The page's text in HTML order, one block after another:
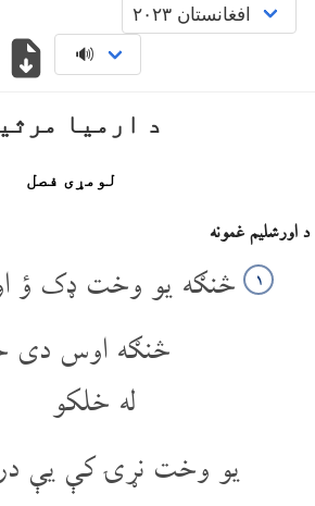
د ارمیا
لومړی فصل
د اورشلیم غمونه
۱ څنګه یو وخت ډک ؤ
څنګه اوس دی
له خلکو
یو وخت نړۍ کې یې